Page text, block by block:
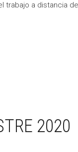
trabajo a distancia
2020